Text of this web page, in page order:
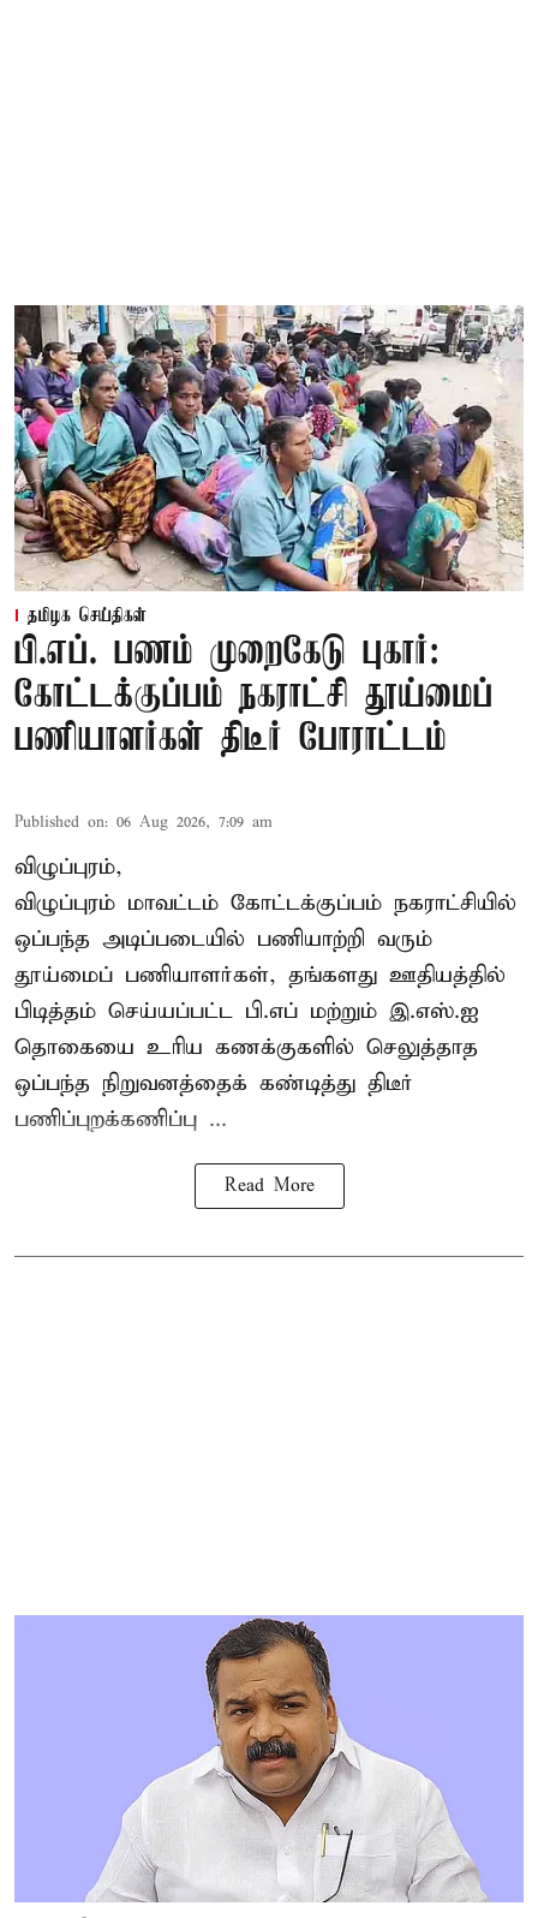
தமிழக செய்திகள்
பி.எப். பணம் முறைகேடு புகார்:
கோட்டக்குப்பம் நகராட்சி தூய்மைப்
பணியாளர்கள் திடீர் போராட்டம்
Published on: 06 Aug 2026, 7:09 am
விழுப்புரம்,
விழுப்புரம் மாவட்டம் கோட்டக்குப்பம் நகராட்சியில்
ஒப்பந்த அடிப்படையில் பணியாற்றி வரும்
தூய்மைப் பணியாளர்கள், தங்களது ஊதியத்தில்
பிடித்தம் செய்யப்பட்ட பி.எப் மற்றும் இ.எஸ்.ஐ
தொகையை உரிய கணக்குகளில் செலுத்தாத
ஒப்பந்த நிறுவனத்தைக் கண்டித்து திடீர்
பணிப்புறக்கணிப்பு ...
Read More